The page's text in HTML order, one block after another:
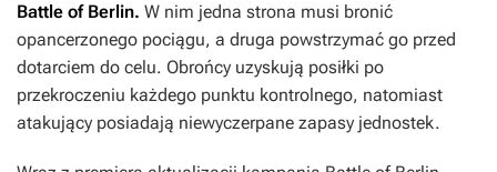
Battle of Berlin. W nim jedna strona musi bronić
opancerzonego pociągu, a druga powstrzymać go przed
dotarciem do celu. Obrońcy uzyskują posiłki po
przekroczeniu każdego punktu kontrolnego, natomiast
atakujący posiadają niewyczerpane zapasy jednostek.